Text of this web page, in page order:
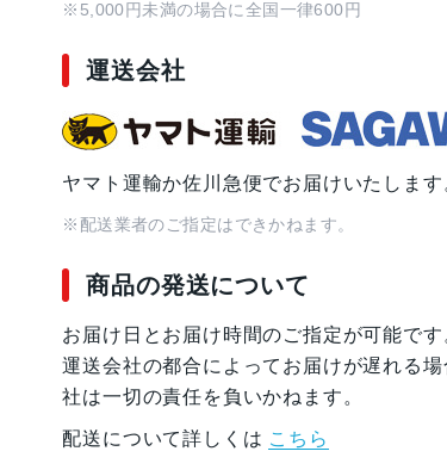
ストレージ
バッテリー
リチャージャブルリチ
最大18時間
発売日 2017年9月22日
※5,000円未満の場合に全国一律600円
運送会社
ヤマト運輸か佐川急便でお届けいたします
※配送業者のご指定はできかねます。
商品の発送について
お届け日とお届け時間のご指定が可能です
運送会社の都合によってお届けが遅れる場
社は一切の責任を負いかねます。
配送について詳しくは こちら